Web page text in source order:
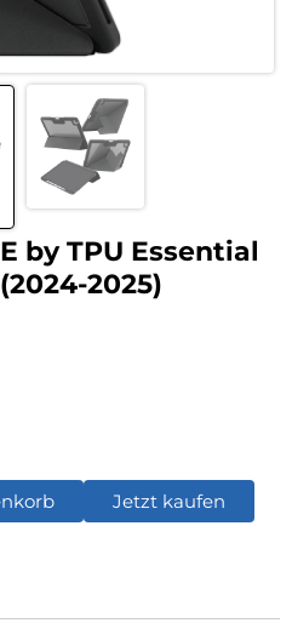
by TPU Essential
2025)
Jetzt kaufen